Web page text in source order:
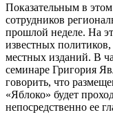
Показательным в
сотрудников
прошлой неделе. На
известных
местных изданий. В
семинаре Григория
говорить, что
«Яблоко» будет
непосредственно ее